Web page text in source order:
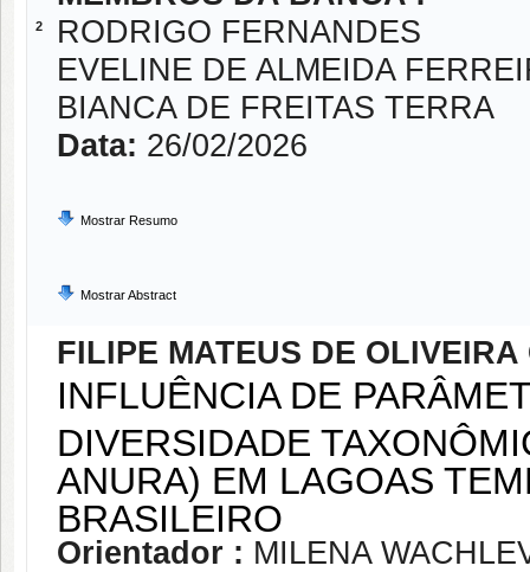
2
RODRIGO FERNANDES
EVELINE DE ALMEIDA
BIANCA DE FREITAS TERRA
Data: 26/02/2026
Mostrar Resumo
Mostrar Abstract
FILIPE MATEUS DE OLIVEIRA
INFLUÊNCIA DE
DIVERSIDADE
ANURA) EM LAGOAS
BRASILEIRO
Orientador : MILENA